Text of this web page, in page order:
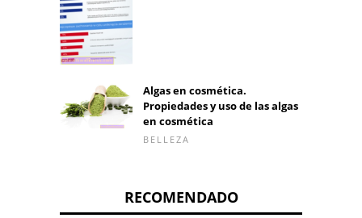
Algas en cosmética.
Propiedades y uso de las algas
en cosmética
BELLEZA
RECOMENDADO